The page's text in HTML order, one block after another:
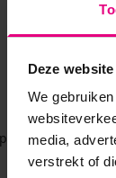
Deze
We
media,
verstrekt of
error: a